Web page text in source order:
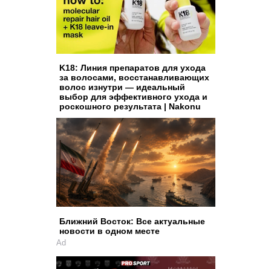
K18: Линия препаратов для ухода
за волосами, восстанавливающих
волос изнутри — идеальный
выбор для эффективного ухода и
роскошного результата | Nakonu
Ближний Восток: Все актуальные
новости в одном месте
Ad